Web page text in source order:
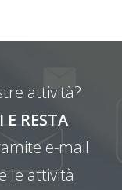
attività?
RESTA
e-mail
le attività